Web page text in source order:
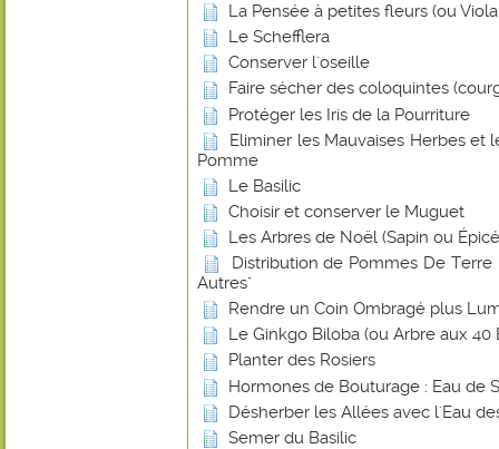
La Pensée à petites fleurs (ou
Le Schefflera
Conserver l'oseille
Faire sécher des coloquintes
Protéger les Iris de la Pourriture
Eliminer les Mauvaises Herbes et
Pomme
Le Basilic
Choisir et conserver le Muguet
Les Arbres de Noël (Sapin ou
Distribution de Pommes De
Autres"
Rendre un Coin Ombragé plus
Le Ginkgo Biloba (ou Arbre aux 40
Planter des Rosiers
Hormones de Bouturage : Eau de
Désherber les Allées avec l'Eau
Semer du Basilic